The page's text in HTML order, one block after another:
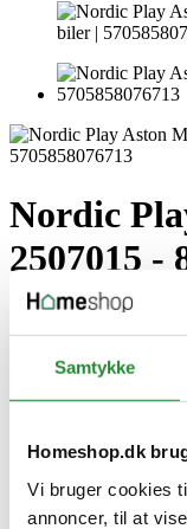
Samtykke
Homeshop.dk
Vi bruger cookies
annoncer, til at
Nordic
2507015 -
DKK 1.899,00Inkl.